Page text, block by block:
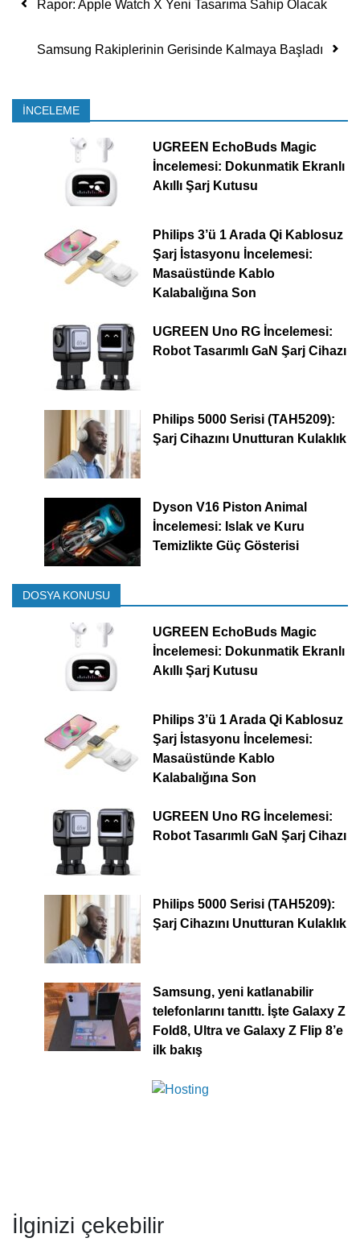
Rapor: Apple Watch X Yeni Tasarıma Sahip Olacak
Samsung Rakiplerinin Gerisinde Kalmaya Başladı
İNCELEME
UGREEN EchoBuds Magic
İncelemesi: Dokunmatik Ekranlı
Akıllı Şarj Kutusu
Philips 3’ü 1 Arada Qi Kablosuz
Şarj İstasyonu İncelemesi:
Masaüstünde Kablo
Kalabalığına Son
UGREEN Uno RG İncelemesi:
Robot Tasarımlı GaN Şarj Cihazı
Philips 5000 Serisi (TAH5209):
Şarj Cihazını Unutturan Kulaklık
Dyson V16 Piston Animal
İncelemesi: Islak ve Kuru
Temizlikte Güç Gösterisi
DOSYA KONUSU
UGREEN EchoBuds Magic
İncelemesi: Dokunmatik Ekranlı
Akıllı Şarj Kutusu
Philips 3’ü 1 Arada Qi Kablosuz
Şarj İstasyonu İncelemesi:
Masaüstünde Kablo
Kalabalığına Son
UGREEN Uno RG İncelemesi:
Robot Tasarımlı GaN Şarj Cihazı
Philips 5000 Serisi (TAH5209):
Şarj Cihazını Unutturan Kulaklık
Samsung, yeni katlanabilir
telefonlarını tanıttı. İşte Galaxy Z
Fold8, Ultra ve Galaxy Z Flip 8’e
ilk bakış
İlginizi çekebilir